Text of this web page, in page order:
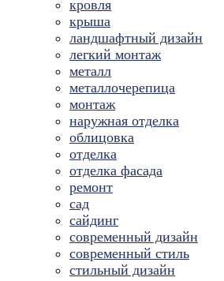
кровля
крыша
ландшафтный дизайн
легкий монтаж
металл
металлочерепица
монтаж
наружная отделка
облицовка
отделка
отделка фасада
ремонт
сад
сайдинг
современный дизайн
современный стиль
стильный дизайн